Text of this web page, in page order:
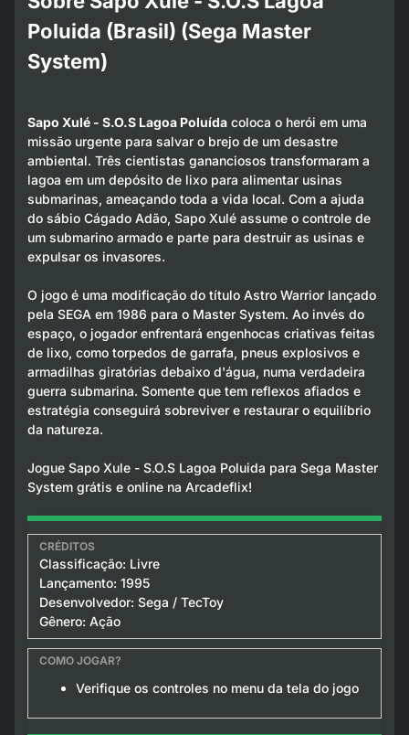
Poluida (Brasil) (Sega Master
System)
Sapo Xulé - S.O.S Lagoa Poluídacoloca o herói em uma
missão urgente para salvar o brejo de um desastre
ambiental. Três cientistas gananciosos transformaram a
lagoa em um depósito de lixo para alimentar usinas
submarinas, ameaçando toda a vida local. Com a ajuda
do sábio Cágado Adão, Sapo Xulé assume o controle de
um submarino armado e parte para destruir as usinas e
expulsar os invasores.
O jogo é uma modificação do título Astro Warrior lançado
pela SEGA em 1986 para o Master System. Ao invés do
espaço, o jogador enfrentará engenhocas criativas feitas
de lixo, como torpedos de garrafa, pneus explosivos e
armadilhas giratórias debaixo d'água, numa verdadeira
guerra submarina. Somente que tem reflexos afiados e
estratégia conseguirá sobreviver e restaurar o equilíbrio
da natureza.
Jogue Sapo Xule - S.O.S Lagoa Poluida para Sega Master
System grátis e online na Arcadeflix!
Classificação: Livre
Lançamento: 1995
Desenvolvedor: Sega / TecToy
Gênero: Ação
Verifique os controles no menu da tela do jogo